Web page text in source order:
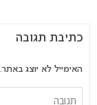
כתיבת תגובה
האימייל לא יוצג באתר.